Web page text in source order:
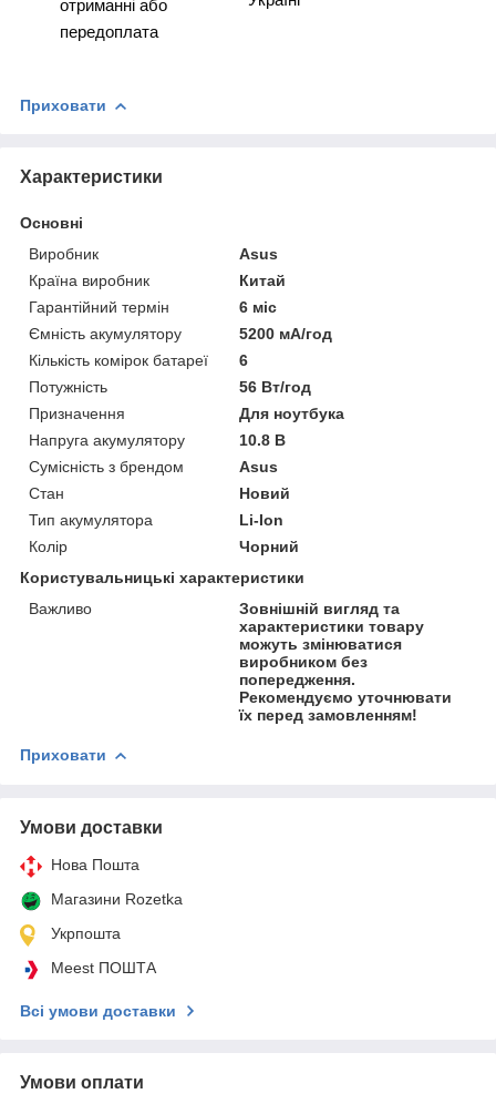
отриманні або
передоплата
Приховати
Характеристики
Основні
Виробник
Asus
Країна виробник
Китай
Гарантійний термін
6 міс
Ємність акумулятору
5200 мА/год
Кількість комірок батареї
6
Потужність
56 Вт/год
Призначення
Для ноутбука
Напруга акумулятору
10.8 В
Сумісність з брендом
Asus
Стан
Новий
Тип акумулятора
Li-Ion
Колір
Чорний
Користувальницькі характеристики
Важливо
Зовнішній вигляд та
характеристики товару
можуть змінюватися
виробником без
попередження.
Рекомендуємо уточнювати
їх перед замовленням!
Приховати
Умови доставки
Нова Пошта
Магазини Rozetka
Укрпошта
Meest ПОШТА
Всі умови доставки
Умови оплати